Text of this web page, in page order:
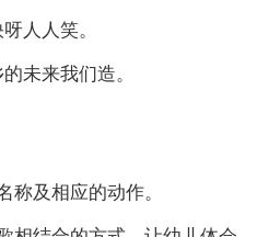
人人笑。
未来我们造。
称及相应的动作。